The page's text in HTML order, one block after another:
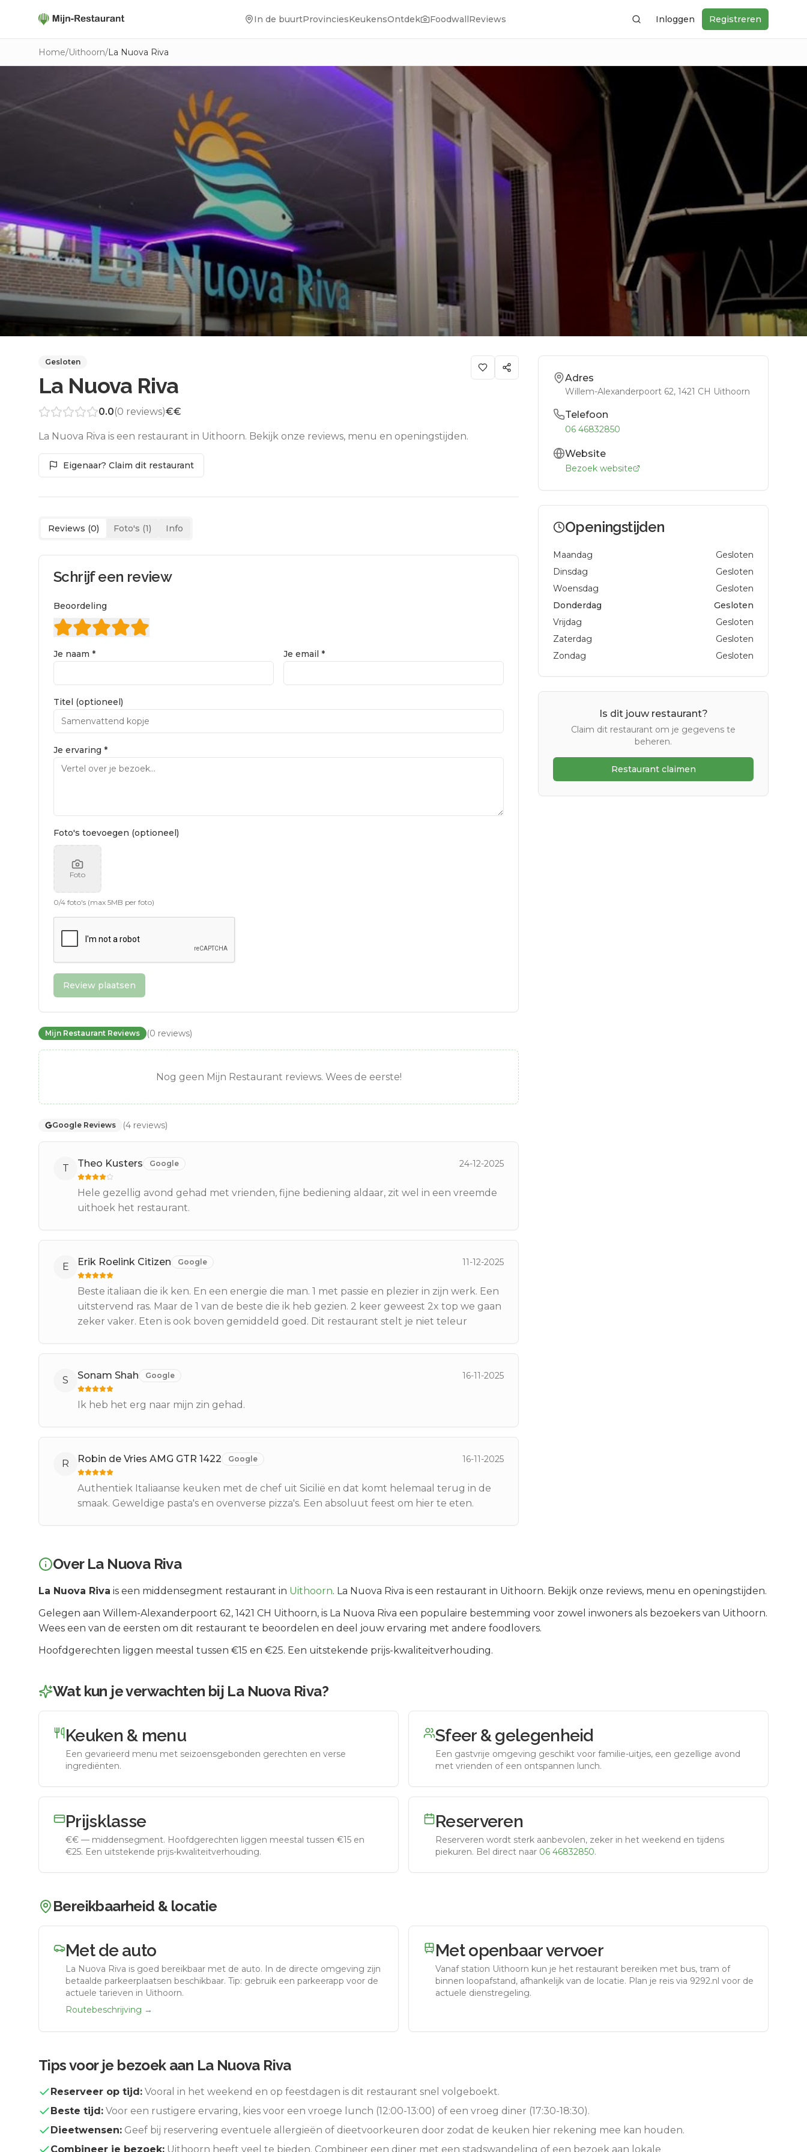
In de buurtProvinciesKeukensOntdek FoodwallReviews ZoekenInloggen Registreren
Home/Uithoorn/La Nuova Riva
Gesloten
La Nuova Riva
0.0(0 reviews)€€
La Nuova Riva is een restaurant in Uithoorn. Bekijk onze reviews, menu en openingstijden.
Eigenaar? Claim dit restaurant
Reviews (0) Foto's (1) Info
Schrijf een review
Beoordeling
Je naam * Je email *
Titel (optioneel)
Je ervaring *
Foto's toevoegen (optioneel)
Foto
0/4 foto's (max 5MB per foto)
Review plaatsen
Mijn Restaurant Reviews (0 reviews)
Nog geen Mijn Restaurant reviews. Wees de eerste!
Google Reviews (4 reviews)
T Theo Kusters Google 24-12-2025
Hele gezellig avond gehad met vrienden, fijne bediening aldaar, zit wel in een vreemde
uithoek het restaurant.
E Erik Roelink Citizen Google 11-12-2025
Beste italiaan die ik ken. En een energie die man. 1 met passie en plezier in zijn werk. Een
uitstervend ras. Maar de 1 van de beste die ik heb gezien. 2 keer geweest 2x top we gaan
zeker vaker. Eten is ook boven gemiddeld goed. Dit restaurant stelt je niet teleur
S Sonam Shah Google 16-11-2025
Ik heb het erg naar mijn zin gehad.
R Robin de Vries AMG GTR 1422 Google 16-11-2025
Authentiek Italiaanse keuken met de chef uit Sicilië en dat komt helemaal terug in de
smaak. Geweldige pasta's en ovenverse pizza's. Een absoluut feest om hier te eten.
Adres
Willem-Alexanderpoort 62, 1421 CH Uithoorn
Telefoon
06 46832850
Website
Bezoek website
Openingstijden
Maandag
Gesloten
Dinsdag
Gesloten
Woensdag
Gesloten
Donderdag
Gesloten
Vrijdag
Gesloten
Zaterdag
Gesloten
Zondag
Gesloten
Is dit jouw restaurant?
Claim dit restaurant om je gegevens te
beheren.
Restaurant claimen
Over La Nuova Riva
La Nuova Riva is een middensegment restaurant in Uithoorn. La Nuova Riva is een restaurant in Uithoorn. Bekijk onze reviews, menu en openingstijden.
Gelegen aan Willem-Alexanderpoort 62, 1421 CH Uithoorn, is La Nuova Riva een populaire bestemming voor zowel inwoners als bezoekers van Uithoorn.
Wees een van de eersten om dit restaurant te beoordelen en deel jouw ervaring met andere foodlovers.
Hoofdgerechten liggen meestal tussen €15 en €25. Een uitstekende prijs-kwaliteitverhouding.
Wat kun je verwachten bij La Nuova Riva?
Keuken & menu
Een gevarieerd menu met seizoensgebonden gerechten en verse
ingrediënten.
Sfeer & gelegenheid
Een gastvrije omgeving geschikt voor familie-uitjes, een gezellige avond
met vrienden of een ontspannen lunch.
Prijsklasse
€€ — middensegment. Hoofdgerechten liggen meestal tussen €15 en
€25. Een uitstekende prijs-kwaliteitverhouding.
Reserveren
Reserveren wordt sterk aanbevolen, zeker in het weekend en tijdens
piekuren. Bel direct naar 06 46832850.
Bereikbaarheid & locatie
Met de auto
La Nuova Riva is goed bereikbaar met de auto. In de directe omgeving zijn
betaalde parkeerplaatsen beschikbaar. Tip: gebruik een parkeerapp voor de
actuele tarieven in Uithoorn.
Routebeschrijving →
Met openbaar vervoer
Vanaf station Uithoorn kun je het restaurant bereiken met bus, tram of
binnen loopafstand, afhankelijk van de locatie. Plan je reis via 9292.nl voor de
actuele dienstregeling.
Tips voor je bezoek aan La Nuova Riva
Reserveer op tijd: Vooral in het weekend en op feestdagen is dit restaurant snel volgeboekt.
Beste tijd: Voor een rustigere ervaring, kies voor een vroege lunch (12:00-13:00) of een vroeg diner (17:30-18:30).
Dieetwensen: Geef bij reservering eventuele allergieën of dieetvoorkeuren door zodat de keuken hier rekening mee kan houden.
Combineer je bezoek: Uithoorn heeft veel te bieden. Combineer een diner met een stadswandeling of een bezoek aan lokale